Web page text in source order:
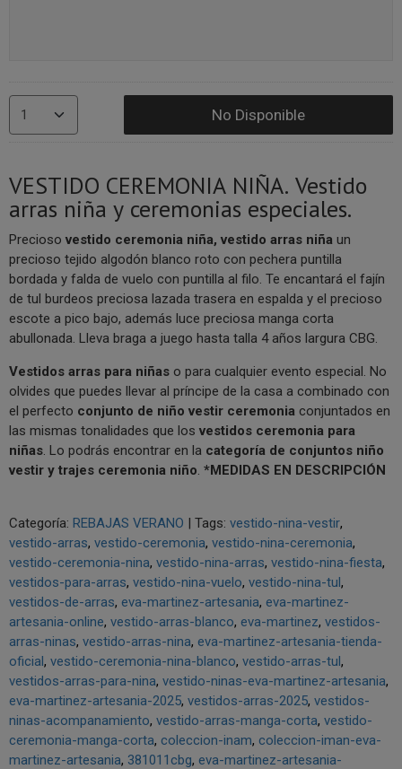
No Disponible
VESTIDO CEREMONIA NIÑA. Vestido
arras niña y ceremonias especiales.
Precioso vestido ceremonia niña, vestido arras niña un
precioso tejido algodón blanco roto con pechera puntilla
bordada y falda de vuelo con puntilla al filo. Te encantará el fajín
de tul burdeos preciosa lazada trasera en espalda y el precioso
escote a pico bajo, además luce preciosa manga corta
abullonada. Lleva braga a juego hasta talla 4 años largura CBG.
Vestidos arras para niñas o para cualquier evento especial. No
olvides que puedes llevar al príncipe de la casa a combinado con
el perfecto conjunto de niño vestir ceremonia conjuntados en
las mismas tonalidades que los vestidos ceremonia para
niñas . Lo podrás encontrar en la categoría de conjuntos niño
vestir y trajes ceremonia niño *MEDIDAS EN DESCRIPCIÓN
Categoría: REBAJAS VERANO | Tags: vestido-nina-vestir
vestido-arras vestido-ceremonia vestido-nina-ceremonia
vestido-ceremonia-nina vestido-nina-arras vestido-nina-fiesta
vestidos-para-arras vestido-nina-vuelo vestido-nina-tul
vestidos-de-arras eva-martinez-artesania eva-martinez-
artesania-online vestido-arras-blanco eva-martinez vestidos-
arras-ninas vestido-arras-nina eva-martinez-artesania-tienda-
oficial vestido-ceremonia-nina-blanco vestido-arras-tul
vestidos-arras-para-nina vestido-ninas-eva-martinez-artesania
eva-martinez-artesania-2025 vestidos-arras-2025 vestidos-
ninas-acompanamiento vestido-arras-manga-corta vestido-
ceremonia-manga-corta coleccion-inam coleccion-iman-eva-
martinez-artesania 381011cbg eva-martinez-artesania-